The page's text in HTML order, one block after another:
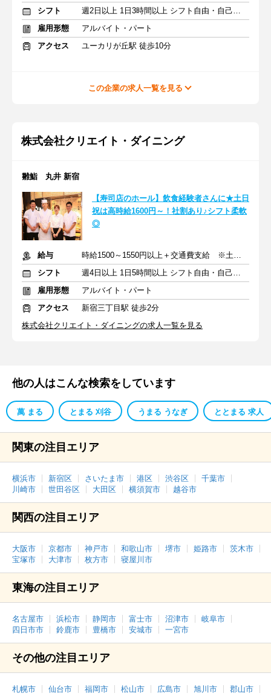
シフト
週2日以上 1日3時間以上 シフト自由・自己申告
雇用形態
アルバイト・パート
アクセス
ユーカリが丘駅 徒歩10分
この企業の求人一覧を見る
株式会社クリエイト・ダイニング
雛鮨 丸井 新宿
【寿司店のホール】飲食経験者さんに★土日
祝は高時給1600円～！社割あり♪シフト柔軟
◎
給与
時給1500～1550円以上＋交通費支給 ※土日祝は時給100円UP
シフト
週4日以上 1日5時間以上 シフト自由・自己申告
雇用形態
アルバイト・パート
アクセス
新宿三丁目駅 徒歩2分
株式会社クリエイト・ダイニングの求人一覧を見る
他の人はこんな検索をしています
萬 まる とまる 刈谷 うまる うなぎ ととまる 求人
関東の注目エリア
横浜市 新宿区 さいたま市 港区 渋谷区
千葉市
川崎市
世田谷区 大田区 横須賀市 越谷市
関西の注目エリア
大阪市 京都市 神戸市 和歌山市 堺市 姫路市
茨木市
宝塚市
大津市 枚方市 寝屋川市
東海の注目エリア
名古屋市 浜松市 静岡市 富士市 沼津市
岐阜市
四日市市
鈴鹿市 豊橋市 安城市 一宮市
その他の注目エリア
札幌市 仙台市 福岡市 松山市 広島市 旭川市
郡山市